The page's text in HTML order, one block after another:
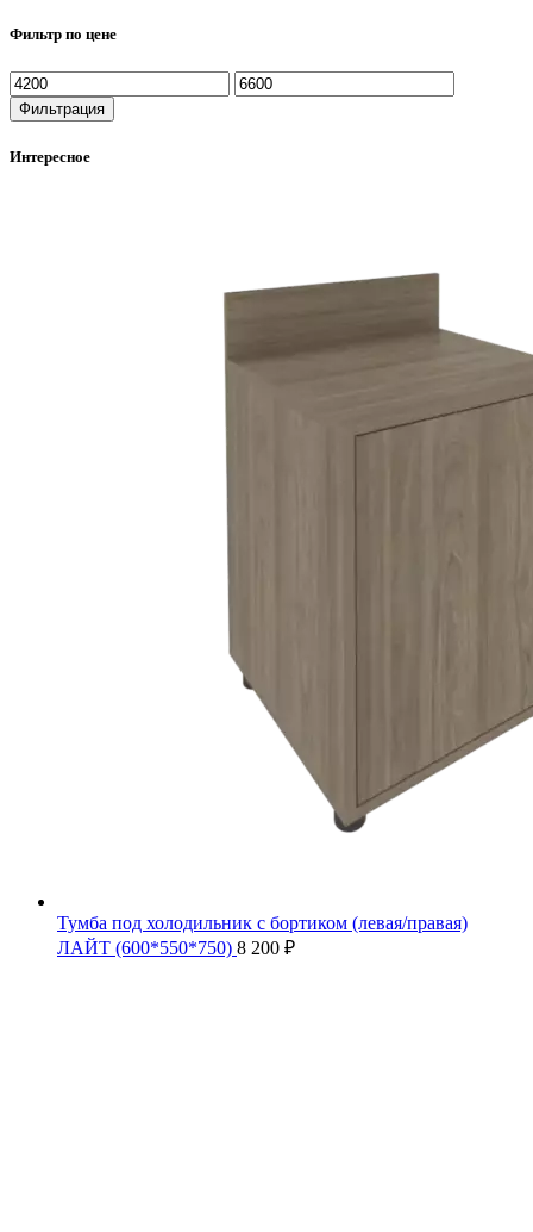
Фильтр по цене
Фильтрация
Интересное
Тумба под холодильник с бортиком (левая/правая)
ЛАЙТ (600*550*750) 8 200 ₽